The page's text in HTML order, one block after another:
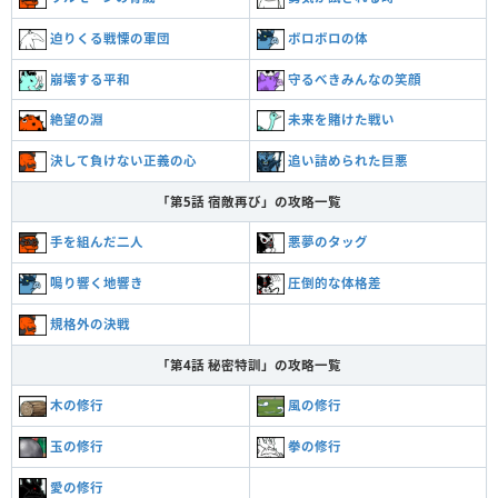
迫りくる戦慄の軍団 ボロボロの体
崩壊する平和 守るべきみんなの笑顔
絶望の淵 未来を賭けた戦い
決して負けない正義の心 追い詰められた巨悪
「第5話 宿敵再び」の攻略一覧
手を組んだ二人 悪夢のタッグ
鳴り響く地響き 圧倒的な体格差
規格外の決戦
「第4話 秘密特訓」の攻略一覧
木の修行 風の修行
玉の修行 拳の修行
愛の修行